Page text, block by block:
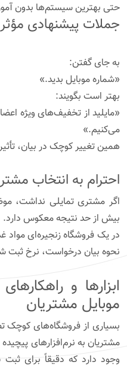
حتی بهترین سیستم‌ها بدون
جملات پیشنهادی مؤثر
به جای گفتن:
«شماره موبایل بدید.»
بهتر است بگویند:
«مایلید از تخفیف‌های ویژه
می‌کنیم.»
همین تغییر کوچک در بیان،
احترام به انتخاب
اگر مشتری تمایلی نداشت،
بیش از حد نتیجه معکوس دارد.
در یک فروشگاه زنجیره‌ای مواد
نحوه بیان درخواست، نرخ ثبت شماره از ۲۰٪
ابزارها و
موبایل مشتریان
بسیاری از فروشگاه‌های کوچک
مشتریان به نرم‌افزارهای پیچیده
وجود دارد که دقیقاً برای